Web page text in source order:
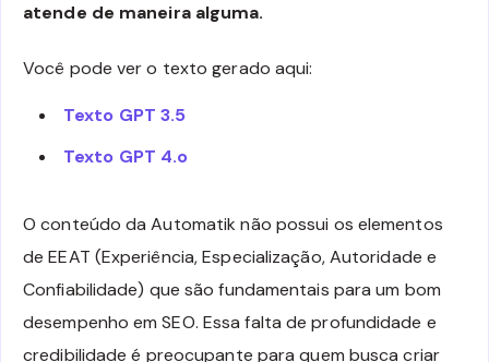
atende de maneira alguma.
Você pode ver o texto gerado aqui:
Texto GPT 3.5
Texto GPT 4.o
O conteúdo da Automatik não possui os elementos
de EEAT (Experiência, Especialização, Autoridade e
Confiabilidade) que são fundamentais para um bom
desempenho em SEO. Essa falta de profundidade e
credibilidade é preocupante para quem busca criar